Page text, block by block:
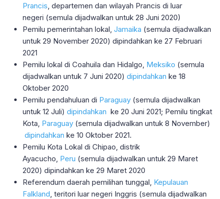
Prancis , departemen dan wilayah Prancis di luar
negeri (semula dijadwalkan untuk 28 Juni 2020)
Pemilu pemerintahan lokal, Jamaika (semula dijadwalkan
untuk 29 November 2020) dipindahkan ke 27 Februari
2021
Pemilu lokal di Coahuila dan Hidalgo, Meksiko (semula
dijadwalkan untuk 7 Juni 2020) dipindahkan ke 18
Oktober 2020
Pemilu pendahuluan di Paraguay (semula dijadwalkan
untuk 12 Juli) dipindahkan ke 20 Juni 2021; Pemilu tingkat
Kota, Paraguay (semula dijadwalkan untuk 8 November)
dipindahkan ke 10 Oktober 2021.
Pemilu Kota Lokal di Chipao, distrik
Ayacucho, Peru (semula dijadwalkan untuk 29 Maret
2020) dipindahkan ke 29 Maret 2020
Referendum daerah pemilihan tunggal, Kepulauan
Falkland , teritori luar negeri Inggris (semula dijadwalkan